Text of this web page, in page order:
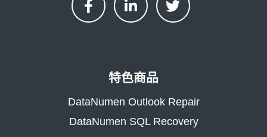
特色商品
DataNumen Outlook Repair
DataNumen SQL Recovery